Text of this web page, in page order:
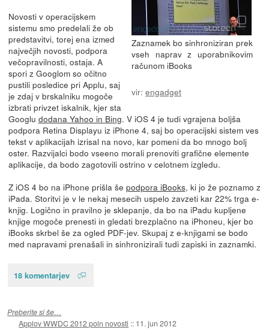
Zaznamek bo sinhroniziran prek
vseh naprav z uporabnikovim
računom iBooks
vir: engadget
Novosti v operacijskem
sistemu smo predelali že ob
predstavitvi, torej ena izmed
največjih novosti, podpora
večopravilnosti, ostaja. A
spori z Googlom so očitno
pustili posledice pri Applu, saj
je zdaj v brskalniku mogoče
izbrati privzet iskalnik, kjer sta
Googlu dodana Yahoo in Bing. V iOS 4 je tudi vgrajena boljša
podpora Retina Displayu iz iPhone 4, saj bo operacijski sistem ves
tekst v aplikacijah izrisal na novo, kar pomeni da bo mnogo bolj
oster. Razvijalci bodo vseeno morali prenoviti grafične elemente
aplikacije, da bodo zagotovili ostrino v celotnem izgledu.
Z iOS 4 bo na iPhone prišla še podpora iBooks, ki jo že poznamo z
iPada. Storitvi je v le nekaj mesecih uspelo zavzeti kar 22% trga e-
knjig. Logično in pravilno je sklepanje, da bo na iPadu kupljene
knjige mogoče prenesti in gledati brezplačno na iPhoneu, kjer bo
iBooks skrbel še za ogled PDF-jev. Skupaj z e-knjigami se bodo
med napravami prenašali in sinhronizirali tudi zapiski in zaznamki.
18 komentarjev
Preberite si še…
Applov WWDC 2012 poln novosti :: 11. jun 2012